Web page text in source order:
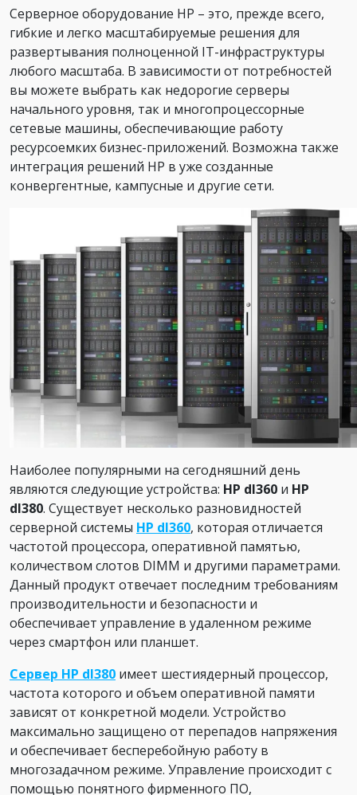
Серверное оборудование HP – это, прежде всего,
гибкие и легко масштабируемые решения для
развертывания полноценной IT-инфраструктуры
любого масштаба. В зависимости от потребностей
вы можете выбрать как недорогие серверы
начального уровня, так и многопроцессорные
сетевые машины, обеспечивающие работу
ресурсоемких бизнес-приложений. Возможна также
интеграция решений HP в уже созданные
конвергентные, кампусные и другие сети.
Наиболее популярными на сегодняшний день
являются следующие устройства: HP dl360 и HP
dl380. Существует несколько разновидностей
серверной системы HP dl360, которая отличается
частотой процессора, оперативной памятью,
количеством слотов DIMM и другими параметрами.
Данный продукт отвечает последним требованиям
производительности и безопасности и
обеспечивает управление в удаленном режиме
через смартфон или планшет.
Сервер HP dl380 имеет шестиядерный процессор,
частота которого и объем оперативной памяти
зависят от конкретной модели. Устройство
максимально защищено от перепадов напряжения
и обеспечивает бесперебойную работу в
многозадачном режиме. Управление происходит с
помощью понятного фирменного ПО,